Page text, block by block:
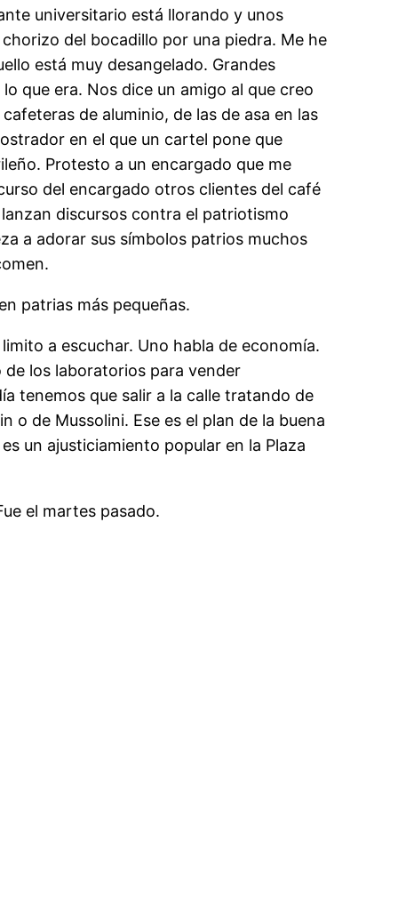
universitario está llorando y unos
del bocadillo por una piedra. Me he
está muy desangelado. Grandes
que era. Nos dice un amigo al que creo
de aluminio, de las de asa en las
en el que un cartel pone que
Protesto a un encargado que me
del encargado otros clientes del café
discursos contra el patriotismo
a adorar sus símbolos patrios muchos
patrias más pequeñas.
a escuchar. Uno habla de economía.
los laboratorios para vender
tenemos que salir a la calle tratando de
o de Mussolini. Ese es el plan de la buena
un ajusticiamiento popular en la Plaza
el martes pasado.